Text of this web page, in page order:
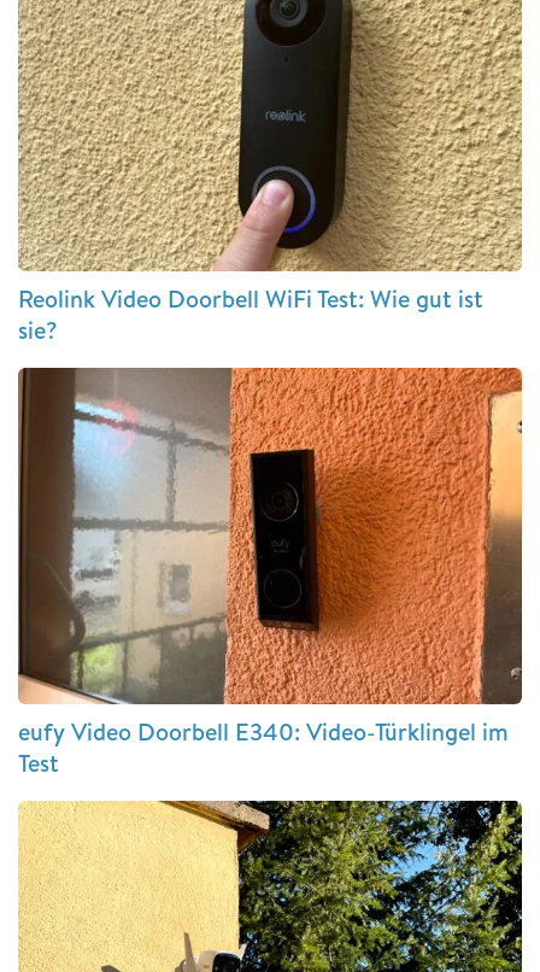
Reolink Video Doorbell WiFi Test: Wie gut ist
sie?
eufy Video Doorbell E340: Video-Türklingel im
Test